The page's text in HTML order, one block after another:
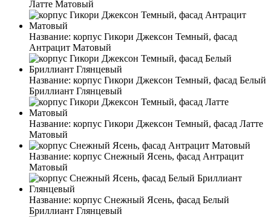
Латте Матовый
Название: корпус Гикори Джексон Темный, фасад
Антрацит Матовый
Название: корпус Гикори Джексон Темный, фасад Белый
Бриллиант Глянцевый
Название: корпус Гикори Джексон Темный, фасад Латте
Матовый
Название: корпус Снежный Ясень, фасад Антрацит
Матовый
Название: корпус Снежный Ясень, фасад Белый
Бриллиант Глянцевый